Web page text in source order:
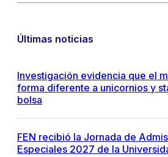
Últimas noticias
Investigación evidencia que el
forma diferente a unicornios y
bolsa
FEN recibió la Jornada de
Especiales 2027 de la